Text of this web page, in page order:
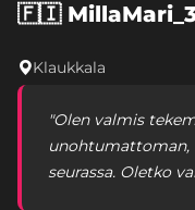
🇫🇮
Klaukkala
"Olen valmis
unohtumattoman,
seurassa. Oletko